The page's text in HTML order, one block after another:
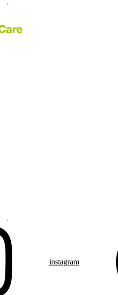
instagram